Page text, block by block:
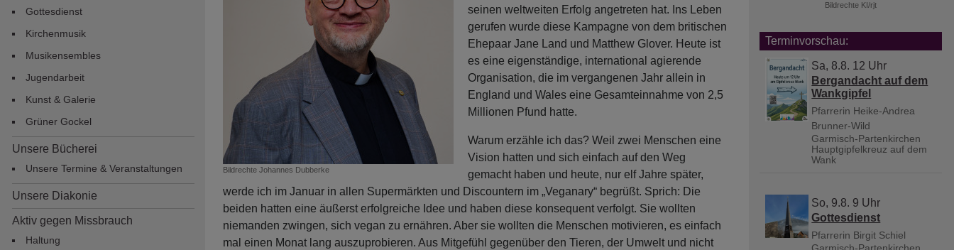
Hauptnavigation
Gottesdienst
Kirchenmusik
Musikensembles
Jugendarbeit
Kunst & Galerie
Grüner Gockel
Unsere Bücherei
Unsere Termine & Veranstaltungen
Unsere Diakonie
Aktiv gegen Missbrauch
Haltung
Bildrechte Johannes Dubberke
seinen weltweiten Erfolg angetreten hat. Ins Leben
gerufen wurde diese Kampagne von dem britischen
Ehepaar Jane Land und Matthew Glover. Heute ist
es eine eigenständige, international agierende
Organisation, die im vergangenen Jahr allein in
England und Wales eine Gesamteinnahme von 2,5
Millionen Pfund hatte.
Warum erzähle ich das? Weil zwei Menschen eine
Vision hatten und sich einfach auf den Weg
gemacht haben und heute, nur elf Jahre später,
werde ich im Januar in allen Supermärkten und Discountern im „Veganary“ begrüßt. Sprich: Die
beiden hatten eine äußerst erfolgreiche Idee und haben diese konsequent verfolgt. Sie wollten
niemanden zwingen, sich vegan zu ernähren. Aber sie wollten die Menschen motivieren, es einfach
mal einen Monat lang auszuprobieren. Aus Mitgefühl gegenüber den Tieren, der Umwelt und nicht
Bildrechte KI/rjt
Terminvorschau:
Sa, 8.8. 12 Uhr
Bergandacht auf dem
Wankgipfel
Pfarrerin Heike-Andrea
Brunner-Wild
Garmisch-Partenkirchen
Hauptgipfelkreuz auf dem
Wank
So, 9.8. 9 Uhr
Gottesdienst
Pfarrerin Birgit Schiel
Garmisch-Partenkirchen